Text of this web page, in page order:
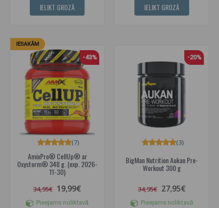
IELIKT GROZĀ IELIKT GROZĀ
IESAKĀM
-43%
AmixPro® CellUp® ar
Oxystorm® 348 g. (exp. 2026-
11-30)
(7)
34,95€ 19,99€
Pieejams noliktavā
-20%
BigMan Nutrition Aukan Pre-
Workout 300 g
(3)
34,95€ 27,95€
Pieejams noliktavā